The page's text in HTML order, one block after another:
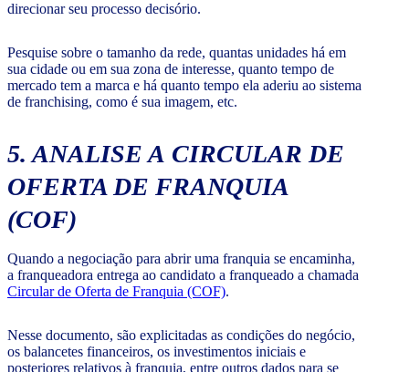
direcionar seu processo decisório.
Pesquise sobre o tamanho da rede, quantas unidades há em
sua cidade ou em sua zona de interesse, quanto tempo de
mercado tem a marca e há quanto tempo ela aderiu ao sistema
de franchising, como é sua imagem, etc.
5. ANALISE A CIRCULAR DE
OFERTA DE FRANQUIA
(COF)
Quando a negociação para abrir uma franquia se encaminha,
a franqueadora entrega ao candidato a franqueado a chamada
Circular de Oferta de Franquia (COF).
Nesse documento, são explicitadas as condições do negócio,
os balancetes financeiros, os investimentos iniciais e
posteriores relativos à franquia, entre outros dados para se